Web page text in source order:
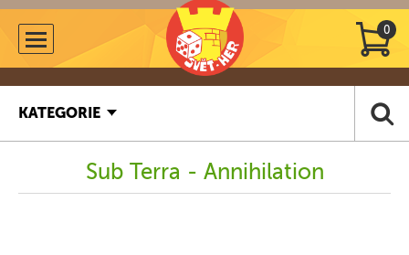
0
KATEGORIE
Sub Terra - Annihilation